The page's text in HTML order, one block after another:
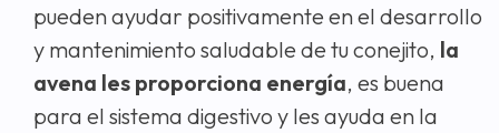
pueden ayudar positivamente en el desarrollo
y mantenimiento saludable de tu conejito, la
avena les proporciona energía, es buena
para el sistema digestivo y les ayuda en la